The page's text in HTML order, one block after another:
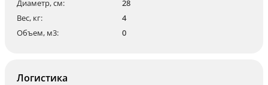
Диаметр, см:
28
Вес, кг:
4
Объем, м3:
0
Логистика